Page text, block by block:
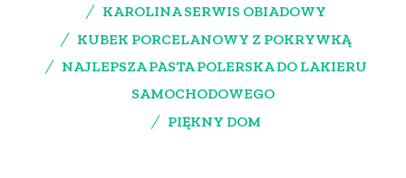
KAROLINA SERWIS OBIADOWY
KUBEK PORCELANOWY Z POKRYWKĄ
NAJLEPSZA PASTA POLERSKA DO LAKIERU
SAMOCHODOWEGO
PIĘKNY DOM